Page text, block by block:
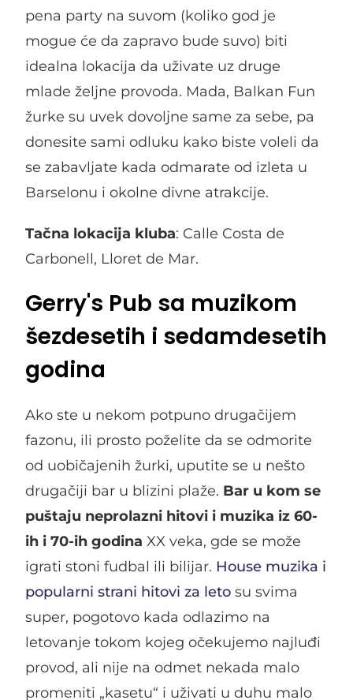
pena party na suvom (koliko god je
mogue će da zapravo bude suvo) biti
idealna lokacija da uživate uz druge
mlade željne provoda. Mada, Balkan Fun
žurke su uvek dovoljne same za sebe, pa
donesite sami odluku kako biste voleli da
se zabavljate kada odmarate od izleta u
Barselonu i okolne divne atrakcije.
Tačna lokacija kluba: Calle Costa de
Carbonell, Lloret de Mar.
Gerry's Pub sa muzikom
šezdesetih i sedamdesetih
godina
Ako ste u nekom potpuno drugačijem
fazonu, ili prosto poželite da se odmorite
od uobičajenih žurki, uputite se u nešto
drugačiji bar u blizini plaže. Bar u kom se
puštaju neprolazni hitovi i muzika iz 60-
ih i 70-ih godina XX veka, gde se može
igrati stoni fudbal ili bilijar. House muzika i
popularni strani hitovi za leto su svima
super, pogotovo kada odlazimo na
letovanje tokom kojeg očekujemo najluđi
provod, ali nije na odmet nekada malo
promeniti „kasetu“ i uživati u duhu malo